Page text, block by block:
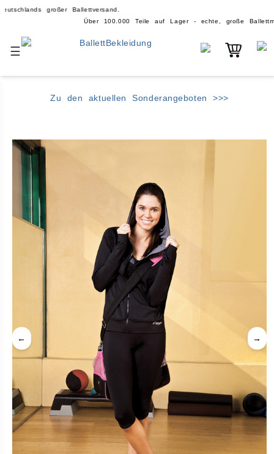
großer Ballettversand.
Über 100.000 Teile auf Lager - echte, große Ballettmarken ❤️ für
☰
Zu den aktuellen Sonderangeboten >>>
← →